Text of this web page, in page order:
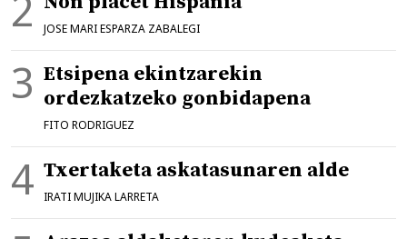
JOSE MARI ESPARZA ZABALEGI
Etsipena ekintzarekin
ordezkatzeko gonbidapena
FITO RODRIGUEZ
Txertaketa askatasunaren alde
IRATI MUJIKA LARRETA